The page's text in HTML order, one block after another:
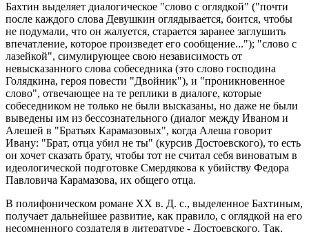
Бахтин выделяет диалогическое "слово с оглядкой" ("почти
после каждого слова Девушкин оглядывается, боится, чтобы
не подумали, что он жалуется, старается заранее заглушить
впечатление, которое произведет его сообщение..."); "слово с
лазейкой", симулирующее свою независимость от
невысказанного слова собеседника (это слово господина
Голядкина, героя повести "Двойник"), и "проникновенное
слово", отвечающее на те реплики в диалоге, которые
собеседником не только не были высказаны, но даже не были
выведены им из бессознательного (диалог между Иваном и
Алешей в "Братьях Карамазовых", когда Алеша говорит
Ивану: "Брат, отца убил не ты" (курсив Достоевского), то есть
он хочет сказать брату, чтобы тот не считал себя виноватым в
идеологической подготовке Смердякова к убийству Федора
Павловича Карамазова, их общего отца.
В полифоническом романе ХХ в. Д. с., выделенное Бахтиным,
получает дальнейшее развитие, как правило, с оглядкой на его
несомненного создателя в литературе - Достоевского. Так,